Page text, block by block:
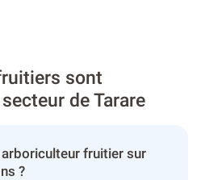
sont
de Tarare
fruitier sur
?